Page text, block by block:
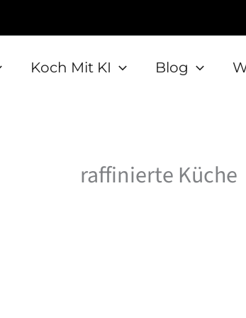
Koch Mit KI Blog
raffinierte Küche